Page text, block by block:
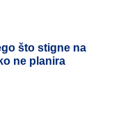
što stigne na
ne planira